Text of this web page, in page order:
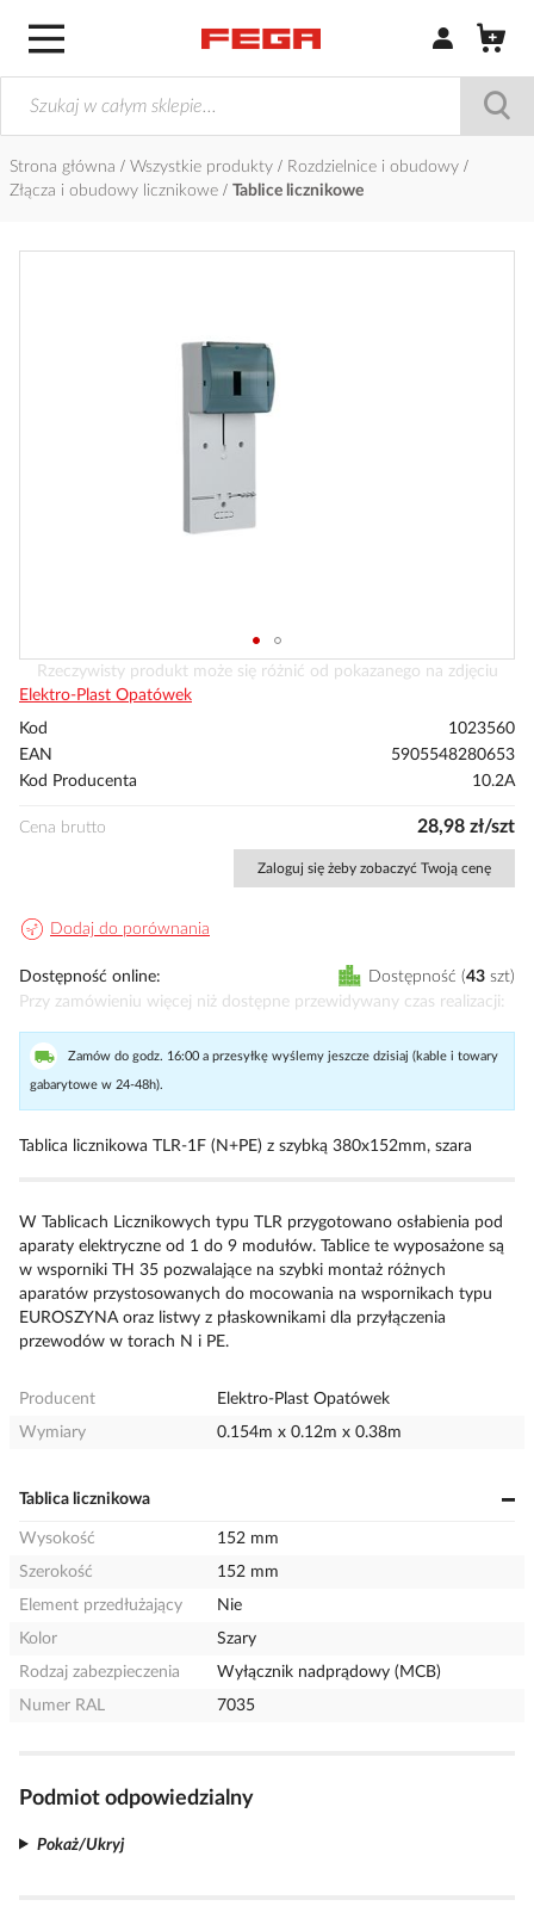
Zaloguj się /
Strona główna Wszystkie produkty
Rozdzielnice i obudowy
Złącza i obudowy licznikowe
Tablice licznikowe
Przejdź
na
początek
Rzeczywisty produkt może się różnić od pokazanego na zdjęciu
Elektro-Plast Opatówek
Kod
1023560
EAN
5905548280653
Kod Producenta
10.2A
Cena brutto 28,98 zł/szt
Zaloguj się żeby zobaczyć Twoją cenę
Dodaj do porównania
Dostępność online Dostępność 43 szt
Przy zamówieniu więcej niż dostępne przewidywany czas realizacji
Zamów do godz. 16:00 a przesyłkę wyślemy jeszcze dzisiaj (kable i towary
gabarytowe w 24-48h).
Tablica licznikowa TLR-1F (N+PE) z szybką 380x152mm, szara
W Tablicach Licznikowych typu TLR przygotowano osłabienia pod
aparaty elektryczne od 1 do 9 modułów. Tablice te wyposażone są
w wsporniki TH 35 pozwalające na szybki montaż różnych
aparatów przystosowanych do mocowania na wspornikach typu
EUROSZYNA oraz listwy z płaskownikami dla przyłączenia
przewodów w torach N i PE.
Producent
Elektro-Plast Opatówek
Wymiary
0.154m x 0.12m x 0.38m
Tablica licznikowa
Wysokość
152 mm
Szerokość
152 mm
Element przedłużający
Nie
Kolor
Szary
Rodzaj zabezpieczenia
Wyłącznik nadprądowy (MCB)
Numer RAL
7035
Podmiot odpowiedzialny
Pokaż/Ukryj